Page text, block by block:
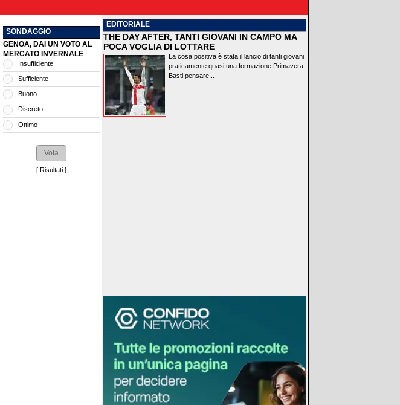
SONDAGGIO
GENOA, DAI UN VOTO AL
MERCATO INVERNALE
Insufficiente
Sufficiente
Buono
Discreto
Ottimo
[ Risultati ]
EDITORIALE
THE DAY AFTER, TANTI GIOVANI IN CAMPO MA
POCA VOGLIA DI LOTTARE
La cosa positiva è stata il lancio di tanti giovani,
praticamente quasi una formazione Primavera.
Basti pensare...